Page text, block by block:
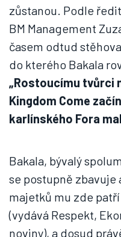
zůstanou. Podle
BM Management
časem odtud
do kterého Bakala
„Rostoucímu tvůrci
Kingdom Come
karlínského Fora
Bakala, bývalý
se postupně zbavuje
majetků mu zde
(vydává Respekt,
noviny), a dosud